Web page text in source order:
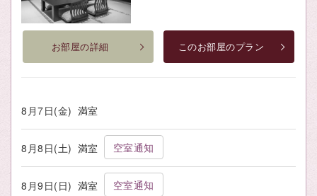
お部屋の詳細 このお部屋のプラン
8月7日(金) 満室
8月8日(土) 満室 空室通知
8月9日(日) 満室 空室通知